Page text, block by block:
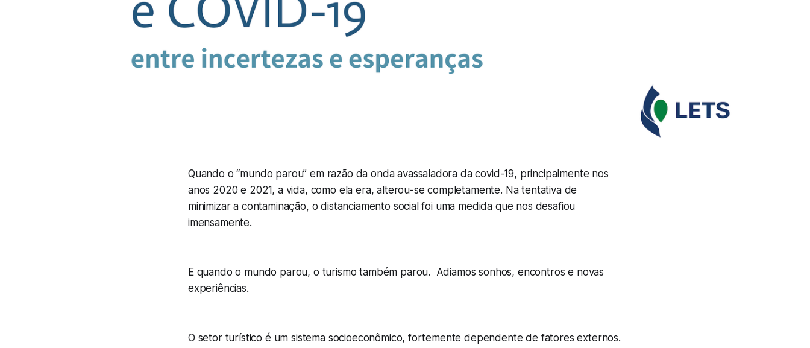
Quando o “mundo parou” em razão da onda avassaladora da covid-19, principalmente nos
anos 2020 e 2021, a vida, como ela era, alterou-se completamente. Na tentativa de
minimizar a contaminação, o distanciamento social foi uma medida que nos desafiou
imensamente.
E quando o mundo parou, o turismo também parou. Adiamos sonhos, encontros e novas
experiências.
O setor turístico é um sistema socioeconômico, fortemente dependente de fatores externos.